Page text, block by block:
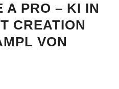
A PRO – KI IN
CREATION
VON